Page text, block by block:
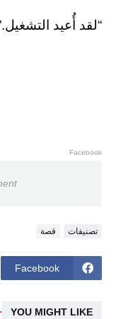
“لقد أُعيد
Facebook
تصنيفات قصة
Facebook
YOU MIGHT LIKE